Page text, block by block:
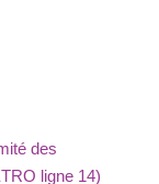
des
ligne 14)